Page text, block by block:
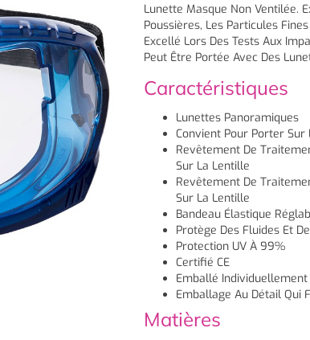
Lunette Masque Non Ventilée.
Poussières, Les Particules
Excellé Lors Des Tests Aux
Peut Être Portée Avec Des
Caractéristiques
Lunettes Panoramiques
Convient Pour Porter Sur
Revêtement De
Sur La Lentille
Revêtement De
Sur La Lentille
Bandeau Élastique
Protège Des Fluides Et
Protection UV À 99%
Certifié CE
Emballé
Emballage Au Détail Qui
Matières